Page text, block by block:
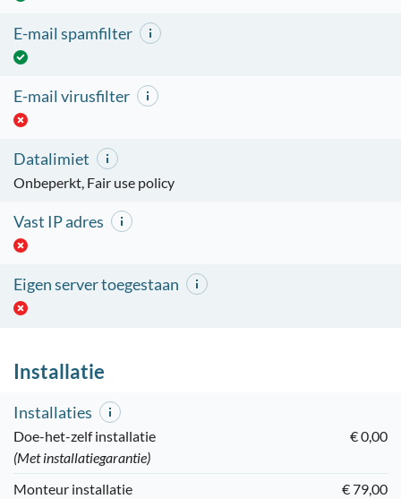
E-mail spamfilter
E-mail virusfilter
Datalimiet
Onbeperkt, Fair use policy
Vast IP adres
Eigen server toegestaan
Installatie
Installaties
Doe-het-zelf installatie
€ 0,00
(Met installatiegarantie)
Monteur installatie
€ 79,00